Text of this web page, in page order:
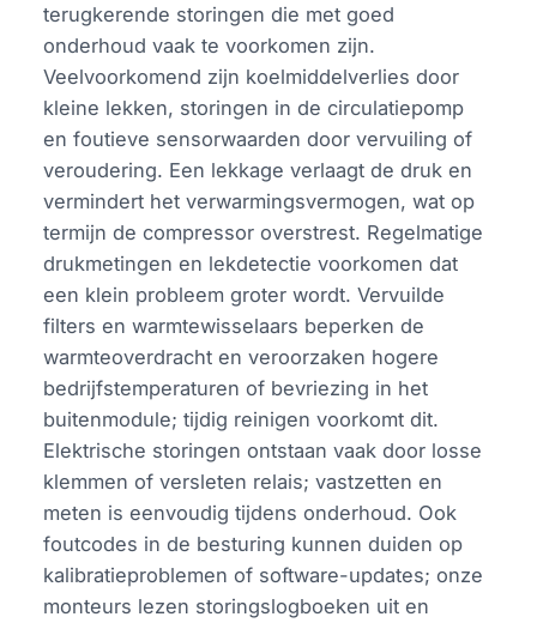
terugkerende storingen die met goed
onderhoud vaak te voorkomen zijn.
Veelvoorkomend zijn koelmiddelverlies door
kleine lekken, storingen in de circulatiepomp
en foutieve sensorwaarden door vervuiling of
veroudering. Een lekkage verlaagt de druk en
vermindert het verwarmingsvermogen, wat op
termijn de compressor overstrest. Regelmatige
drukmetingen en lekdetectie voorkomen dat
een klein probleem groter wordt. Vervuilde
filters en warmtewisselaars beperken de
warmteoverdracht en veroorzaken hogere
bedrijfstemperaturen of bevriezing in het
buitenmodule; tijdig reinigen voorkomt dit.
Elektrische storingen ontstaan vaak door losse
klemmen of versleten relais; vastzetten en
meten is eenvoudig tijdens onderhoud. Ook
foutcodes in de besturing kunnen duiden op
kalibratieproblemen of software-updates; onze
monteurs lezen storingslogboeken uit en